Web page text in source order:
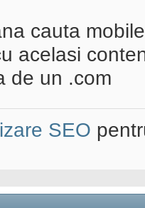
cauta
acelasi
de un .com
SEO